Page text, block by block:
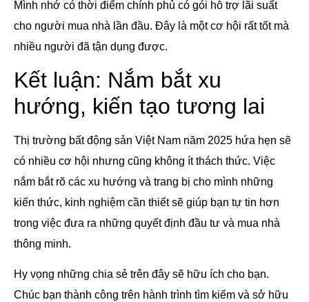
Mình nhớ có thời điểm chính phủ có gói hỗ trợ lãi suất
cho người mua nhà lần đầu. Đây là một cơ hội rất tốt mà
nhiều người đã tận dụng được.
Kết luận: Nắm bắt xu
hướng, kiến tạo tương lai
Thị trường bất động sản Việt Nam năm 2025 hứa hẹn sẽ
có nhiều cơ hội nhưng cũng không ít thách thức. Việc
nắm bắt rõ các xu hướng và trang bị cho mình những
kiến thức, kinh nghiệm cần thiết sẽ giúp bạn tự tin hơn
trong việc đưa ra những quyết định đầu tư và mua nhà
thông minh.
Hy vọng những chia sẻ trên đây sẽ hữu ích cho bạn.
Chúc bạn thành công trên hành trình tìm kiếm và sở hữu